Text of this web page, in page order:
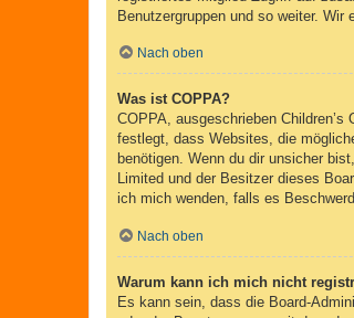
Benutzergruppen und so weiter. Wir
Nach oben
Was ist COPPA?
COPPA, ausgeschrieben
festlegt, dass Websites, die
benötigen. Wenn du dir unsicher
Limited und der Besitzer dieses
ich mich wenden, falls es
Nach oben
Warum kann ich mich nicht
Es kann sein, dass die Board-